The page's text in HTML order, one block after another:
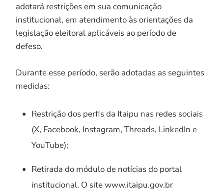
adotará restrições em sua comunicação
institucional, em atendimento às orientações da
legislação eleitoral aplicáveis ao período de
defeso.
Durante esse período, serão adotadas as seguintes
medidas:
Restrição dos perfis da Itaipu nas redes sociais
(X, Facebook, Instagram, Threads, LinkedIn e
YouTube);
Retirada do módulo de notícias do portal
institucional. O site www.itaipu.gov.br